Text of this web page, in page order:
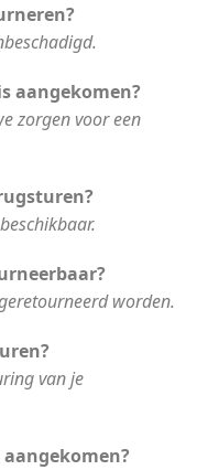
aangekomen?
zorgen voor een
worden.
van je